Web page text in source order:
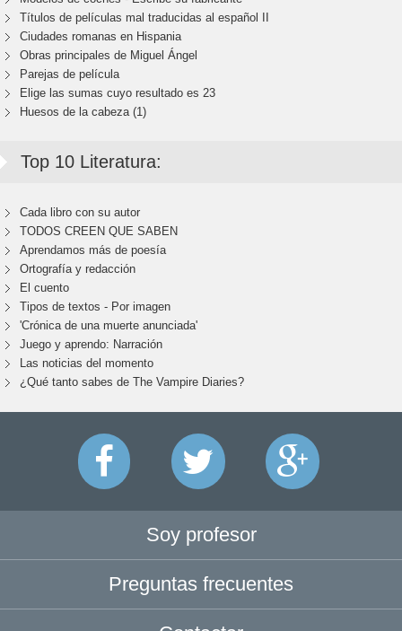
Títulos de películas mal traducidas al español II
Ciudades romanas en Hispania
Obras principales de Miguel Ángel
Parejas de película
Elige las sumas cuyo resultado es 23
Huesos de la cabeza (1)
Top 10 Literatura:
Cada libro con su autor
TODOS CREEN QUE SABEN
Aprendamos más de poesía
Ortografía y redacción
El cuento
Tipos de textos - Por imagen
'Crónica de una muerte anunciada'
Juego y aprendo: Narración
Las noticias del momento
¿Qué tanto sabes de The Vampire Diaries?
Soy profesor
Preguntas frecuentes